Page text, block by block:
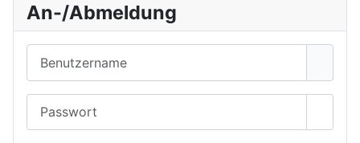
An-/Abmeldung